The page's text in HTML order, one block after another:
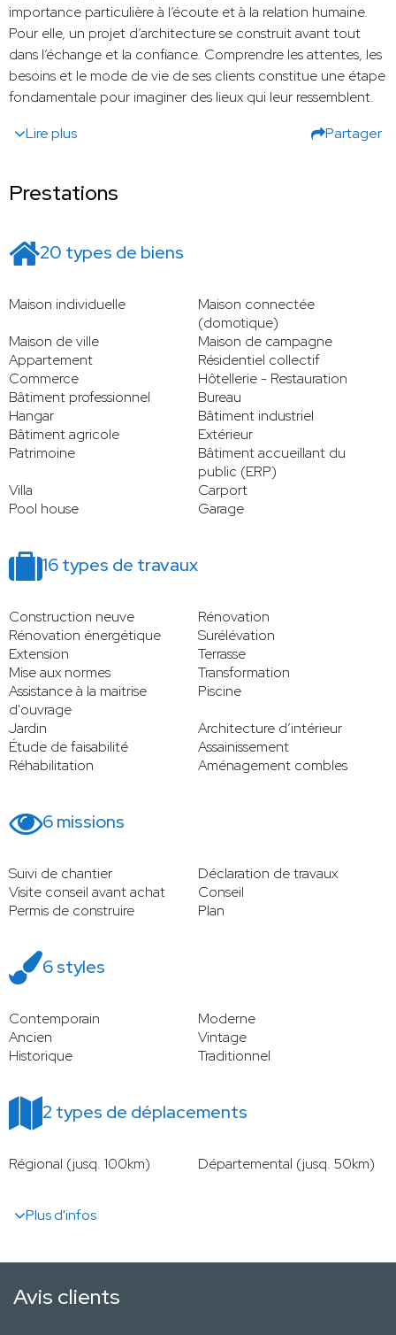
importance particulière à l’écoute et à la relation humaine.
Pour elle, un projet d’architecture se construit avant tout
dans l’échange et la confiance. Comprendre les attentes, les
besoins et le mode de vie de ses clients constitue une étape
fondamentale pour imaginer des lieux qui leur ressemblent.
Lire plus
Partager
Prestations
20 types de biens
Maison individuelle
Maison connectée
(domotique)
Maison de ville
Maison de campagne
Appartement
Résidentiel collectif
Commerce
Hôtellerie - Restauration
Bâtiment professionnel
Bureau
Hangar
Bâtiment industriel
Bâtiment agricole
Extérieur
Patrimoine
Bâtiment accueillant du
public (ERP)
Villa
Carport
Pool house
Garage
16 types de travaux
Construction neuve
Rénovation
Rénovation énergétique
Surélévation
Extension
Terrasse
Mise aux normes
Transformation
Assistance à la maitrise
d'ouvrage
Piscine
Jardin
Architecture d’intérieur
Étude de faisabilité
Assainissement
Réhabilitation
Aménagement combles
6 missions
Suivi de chantier
Déclaration de travaux
Visite conseil avant achat
Conseil
Permis de construire
Plan
6 styles
Contemporain
Moderne
Ancien
Vintage
Historique
Traditionnel
2 types de déplacements
Régional (jusq. 100km) Départemental (jusq. 50km)
Plus d'infos
Avis clients